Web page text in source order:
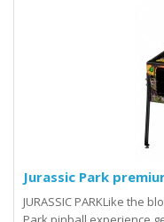
Jurassic Park
JURASSIC PARKLike the